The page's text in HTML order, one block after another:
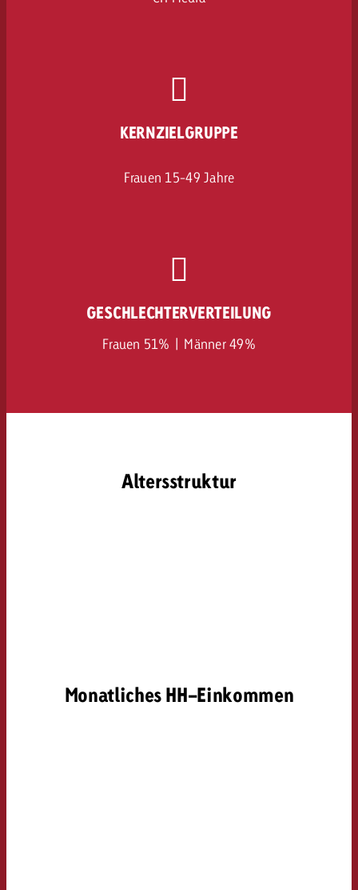
KERNZIELGRUPPE
Frauen 15-49 Jahre
GESCHLECHTERVERTEILUNG
Frauen 51% | Männer 49%
Altersstruktur
Monatliches HH-Einkommen